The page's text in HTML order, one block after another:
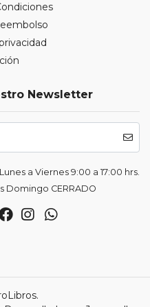
Newsletter
a Viernes 9:00 a 17:00 hrs.
Domingo CERRADO